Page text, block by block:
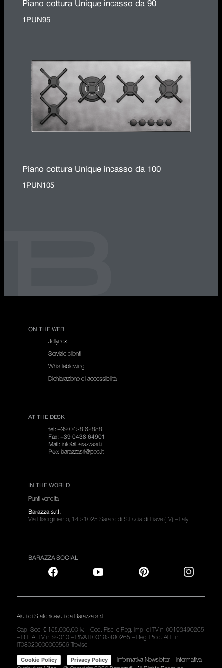
Piano cottura Unique incasso da 90
1PUN95
Piano cottura Unique incasso da 100
1PUN105
ON THE WEB
Jollynox
Servizio clienti
Whistleblowing
Dichiarazione di accessibilità
AT THE DESK
tel: +39 0438 62888
Fax: +39 0438 64901
Mail: info@barazzasrl.it
Pec: barazzasrl@pec.it
IN THE WORLD
Punti vendita
Barazza s.r.l.
Via Risorgimento, 14 31025 Sarano di S.Lucia di Piave (TV) – Italy
BARAZZA SOCIAL
Aiuti di Stato ricevuti da Barazza s.r.l.
Cap. Soc. € 155.000,00 iv. – Cod. Fisc. e Reg. Imp. di TV n. 00193490265
– R.E.A. TV n. 93010 – P.IVA IT00193490265 – Reg. Prod. AEE n.
IT08020000000566 Treviso
Cookie Policy – Privacy Policy – Informativa Newsletter– Informativa